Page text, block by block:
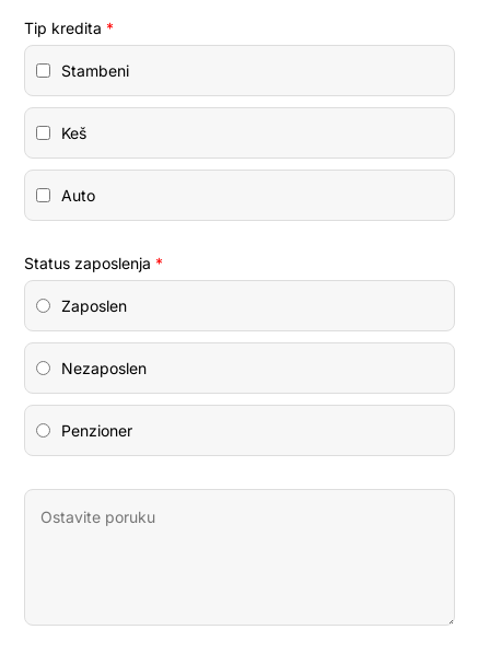
Tip kredita *
Stambeni
Keš
Auto
Status zaposlenja *
Zaposlen
Nezaposlen
Penzioner
Poruka